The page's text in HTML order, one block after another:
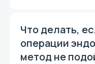
Что делать,
операции
метод не